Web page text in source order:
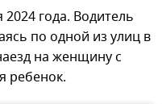
года. Водитель
по одной из улиц в
на женщину с
ребенок.